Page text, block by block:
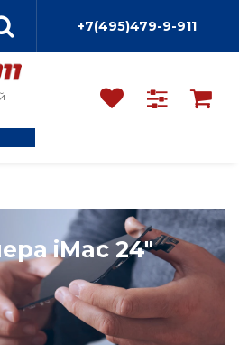
+7(495)479-9-911
iMac 24"